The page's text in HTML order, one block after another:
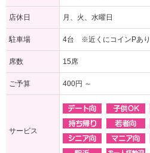
店休日 月、火、水曜日
駐車場 4台 ※近くにコインPあり
席数 15席
ご予算 400円 ～
サービス